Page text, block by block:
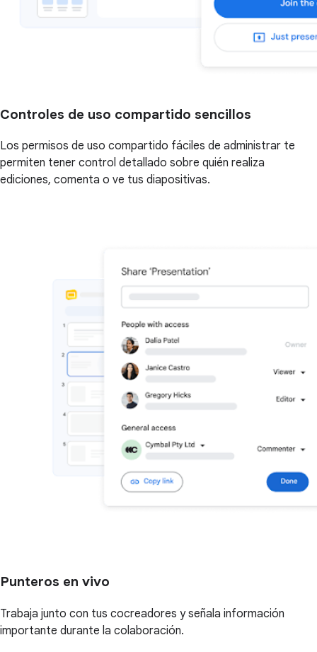
Controles de uso compartido sencillos
Los permisos de uso compartido fáciles de administrar te
permiten tener control detallado sobre quién realiza
ediciones, comenta o ve tus diapositivas.
Punteros en vivo
Trabaja junto con tus cocreadores y señala información
importante durante la colaboración.